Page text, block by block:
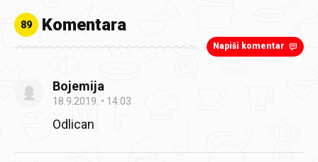
89 Komentara
Napiši komentar
Bojemija
18.9.2019. 14:03
Odlican